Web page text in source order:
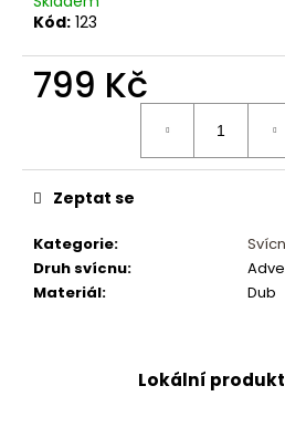
Kód: 123
799 Kč
Kategorie:
Druh svícnu:
Materiál: Dub
Zeptat se
Lokální
o
u
e